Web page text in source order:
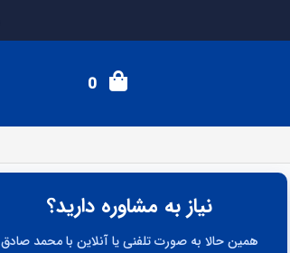
0
نیاز به مشاوره دارید؟
همین حالا به صورت تلفنی یا آنلاین با محمد صادق